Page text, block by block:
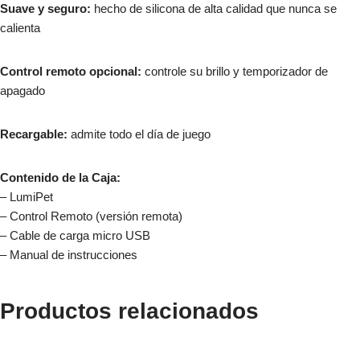
Suave y seguro: hecho de silicona de alta calidad que nunca se
calienta
Control remoto opcional: controle su brillo y temporizador de
apagado
Recargable: admite todo el día de juego
Contenido de la Caja:
– LumiPet
– Control Remoto (versión remota)
– Cable de carga micro USB
– Manual de instrucciones
Productos relacionados